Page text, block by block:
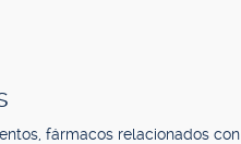
fármacos relacionados con